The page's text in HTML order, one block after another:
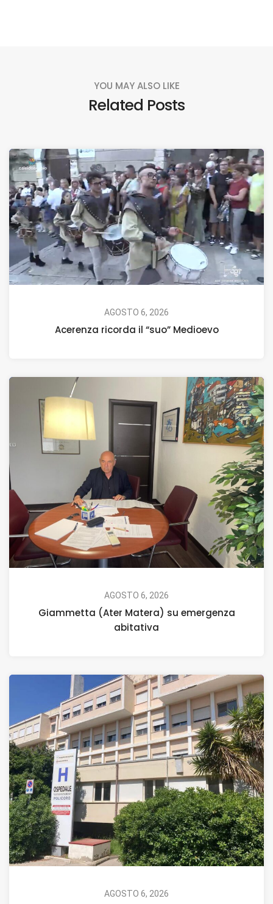
YOU MAY ALSO LIKE
Related Posts
AGOSTO 6, 2026
Acerenza ricorda il “suo” Medioevo
AGOSTO 6, 2026
Giammetta (Ater Matera) su emergenza
abitativa
AGOSTO 6, 2026